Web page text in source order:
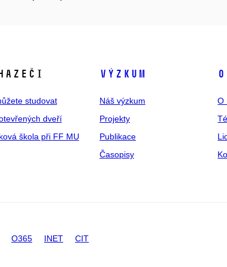
studovat
dveří
škola při FF MU
Výzkum
Náš výzkum
Projekty
Publikace
Časopisy
O
O365 INET CIT